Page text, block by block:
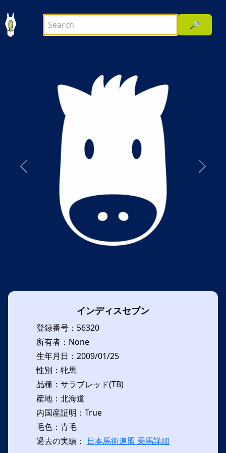
🔎
前へ 次へ
インディスセブン
登録番号：56320
所有者：None
生年月日：2009/01/25
性別：牝馬
品種：サラブレッド(TB)
産地：北海道
内国産証明：True
毛色：青毛
過去の実績： 日本馬術連盟 乗馬詳細